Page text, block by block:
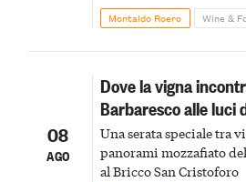
Montaldo Roero Wine &
08
AGO
Dove la vigna
Barbaresco alle luci
Una serata speciale tra
panorami mozzafiato
al Bricco San Cristoforo